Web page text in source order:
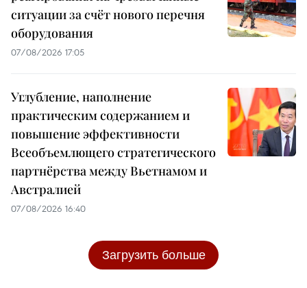
ситуации за счёт нового перечня
оборудования
07/08/2026 17:05
Углубление, наполнение
практическим содержанием и
повышение эффективности
Всеобъемлющего стратегического
партнёрства между Вьетнамом и
Австралией
07/08/2026 16:40
Загрузить больше